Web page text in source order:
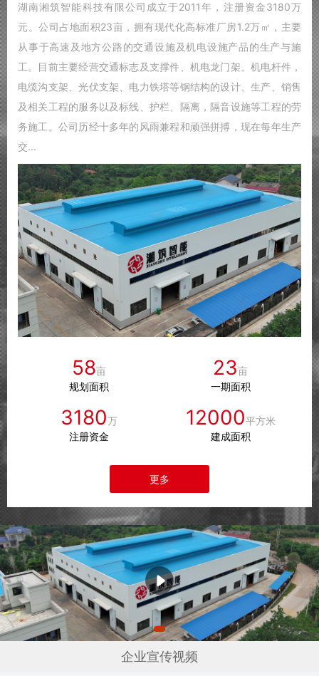
湖南湘筑智能科技有限公司成立于2011年，注册资金3180万
元。公司占地面积23亩，拥有现代化高标准厂房1.2万㎡，主要
从事于高速及地方公路的交通设施及机电设施产品的生产与施
工。目前主要经营交通标志及支撑件、机电龙门架、机电杆件，
电缆沟支架、光伏支架、电力铁塔等钢结构的设计、生产、销售
及相关工程的服务以及标线、护栏、隔离，隔音设施等工程的劳
务施工。公司历经十多年的风雨兼程和顽强拼搏，现在每年生产
交...
58亩
规划面积
23亩
一期面积
3180万
注册资金
12000平方米
建成面积
更多
企业宣传视频